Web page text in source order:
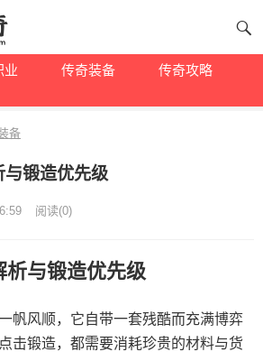
业 传奇装备
传奇攻略
备
与锻造优先级
阅读(0)
析与锻造优先级
帆风顺，它自带一套残酷而充满博弈
击锻造，都需要消耗珍贵的材料与货